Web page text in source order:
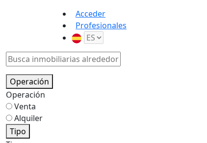
Acceder
Profesionales
Operación
Operación
Venta
Alquiler
Tipo